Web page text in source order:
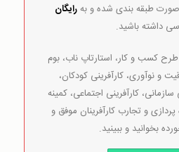
طبقه بندی شده و بهرایگان
داشته باشید.
کسب و کار، استارتاپ ناب، بوم
و نوآوری، کارآفرینی کودکان،
سازمانی، کارآفرینی اجتماعی، کمینه
و تجارب کارآفرینان موفق و
بخوانید و ببینید.